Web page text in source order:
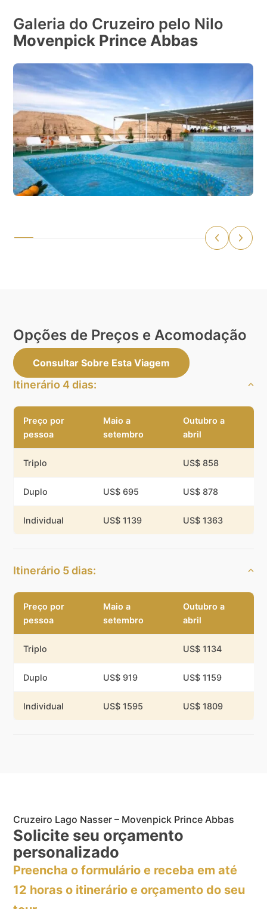
Galeria do Cruzeiro pelo Nilo
Movenpick Prince Abbas
Opções de Preços e Acomodação
Consultar Sobre Esta Viagem
Itinerário 4 dias:
Preço por
pessoa
Maio a
setembro
Outubro a
abril
Triplo US$ 858
Duplo US$ 695 US$ 878
Individual US$ 1139 US$ 1363
Itinerário 5 dias:
Preço por
pessoa
Maio a
setembro
Outubro a
abril
Triplo US$ 1134
Duplo US$ 919 US$ 1159
Individual US$ 1595 US$ 1809
Cruzeiro Lago Nasser – Movenpick Prince Abbas
Solicite seu orçamento
personalizado
Preencha o formulário e receba em até
12 horas o itinerário e orçamento do seu